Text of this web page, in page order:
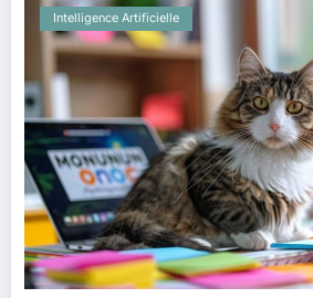
Intelligence Artificielle